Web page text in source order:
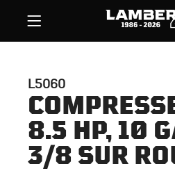
L5060
8.5 HP, 10
3/8 SUR